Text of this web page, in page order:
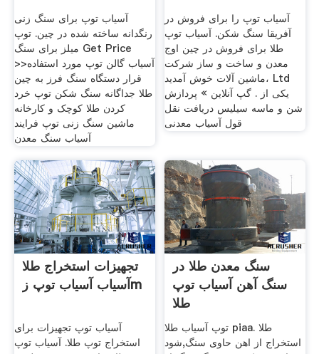
آسیاب توپ برای سنگ زنی
رنگدانه ساخته شده در چین. توپ
میلز برای سنگ Get Price
>>آسیاب گالن توپ مورد استفاده
قرار دستگاه سنگ فرز به چین
طلا جداگانه سنگ شکن توپ خرد
کردن طلا کوچک و کارخانه
ماشین سنگ زنی توپ فرایند
آسیاب سنگ معدن
آسیاب توپ را برای فروش در
آفریقا سنگ شکن. آسیاب توپ
طلا برای فروش در چین اوج
معدن و ساخت و ساز شرکت
ماشین آلات خوش آمدید، Ltd
یکی از . گپ آنلاین » پردازش
شن و ماسه سیلیس دریافت نقل
قول آسیاب معدنی
تجهیزات استخراج طلا
آسیاب آسیاب توپ زm
آسیاب توپ تجهیزات برای
استخراج توپ طلا. آسیاب توپ
سنگ معدن طلا در
سنگ آهن آسیاب توپ
طلا
توپ آسیاب طلا piaa. طلا
استخراج از اهن حاوی سنگ,شود